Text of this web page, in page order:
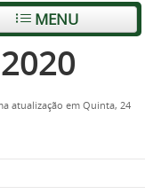
MENU
atualização em Quinta, 24